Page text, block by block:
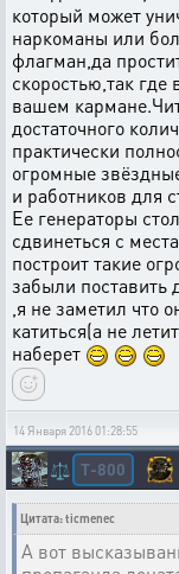
который может
наркоманы или
флагман,да
скоростью,так
вашем
достаточного
практически
огромные
и работников для
Ее генераторы
сдвинеться с
построит такие
забыли поставить
,я не заметил что
катиться(а не
наберет
14 Января 2016 01:28:55
⚖️ T-800
Цитата: ticmenec
А вот